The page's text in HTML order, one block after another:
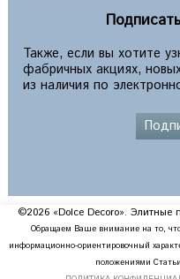
Также, если вы хотите
фабричных акциях,
из наличия по
©2026 «Dolce Decoro». Элитные
Обращаем Ваше внимание на то,
информационно-ориентировочный
положениями